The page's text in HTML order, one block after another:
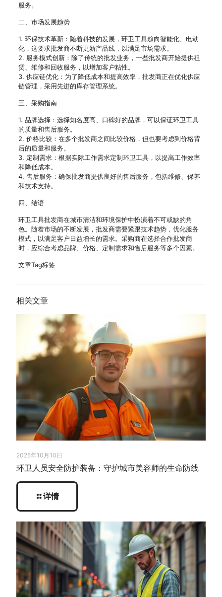
服务。
二、市场发展趋势
1. 环保技术革新：随着科技的发展，环卫工具趋向智能化、电动
化，这要求批发商不断更新产品线，以满足市场需求。
2. 服务模式创新：除了传统的批发业务，一些批发商开始提供租
赁、维修和回收服务，以增加客户粘性。
3. 供应链优化：为了降低成本和提高效率，批发商正在优化供应
链管理，采用先进的库存管理系统。
三、采购指南
1. 品牌选择：选择知名度高、口碑好的品牌，可以保证环卫工具
的质量和售后服务。
2. 价格比较：在多个批发商之间比较价格，但也要考虑到价格背
后的质量和服务。
3. 定制需求：根据实际工作需求定制环卫工具，以提高工作效率
和降低成本。
4. 售后服务：确保批发商提供良好的售后服务，包括维修、保养
和技术支持。
四、结语
环卫工具批发商在城市清洁和环境保护中扮演着不可或缺的角
色。随着市场的不断发展，批发商需要紧跟技术趋势，优化服务
模式，以满足客户日益增长的需求。采购商在选择合作批发商
时，应综合考虑品牌、价格、定制需求和售后服务等多个因素。
文章Tag标签
相关文章
2025年10月10日
环卫人员安全防护装备：守护城市美容师的生命防线
详情